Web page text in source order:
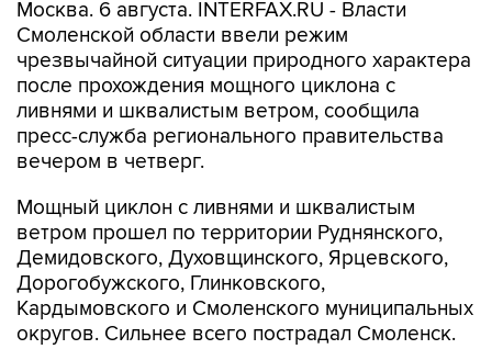
Москва. 6 августа. INTERFAX.RU - Власти
Смоленской области ввели режим
чрезвычайной ситуации природного характера
после прохождения мощного циклона с
ливнями и шквалистым ветром, сообщила
пресс-служба регионального правительства
вечером в четверг.
Мощный циклон с ливнями и шквалистым
ветром прошел по территории Руднянского,
Демидовского, Духовщинского, Ярцевского,
Дорогобужского, Глинковского,
Кардымовского и Смоленского муниципальных
округов. Сильнее всего пострадал Смоленск.